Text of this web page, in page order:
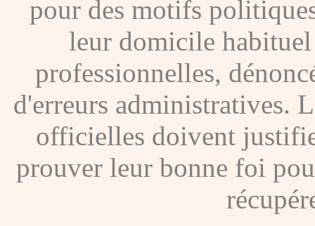
pour des motifs
leur domicile
professionnelles,
d'erreurs administratives.
officielles doivent
prouver leur bonne foi